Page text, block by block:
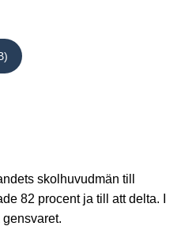
skolhuvudmän till
82 procent ja till att delta. I